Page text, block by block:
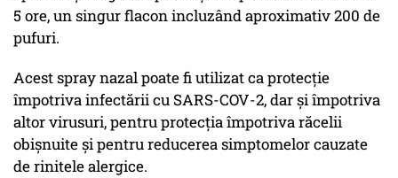
5 ore, un singur flacon incluzând aproximativ 200 de
pufuri.
Acest spray nazal poate fi utilizat ca protecție
împotriva infectării cu SARS-COV-2, dar și împotriva
altor virusuri, pentru protecția împotriva răcelii
obișnuite și pentru reducerea simptomelor cauzate
de rinitele alergice.